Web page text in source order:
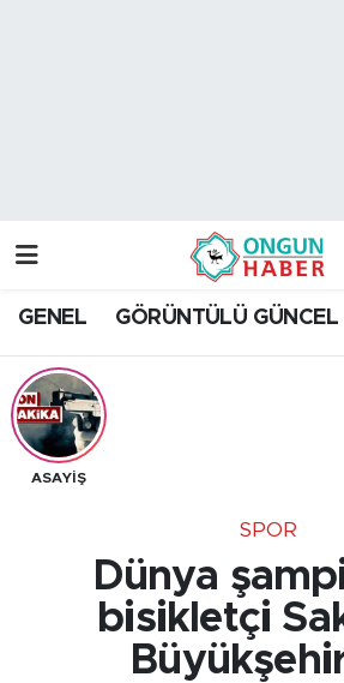
GENEL GÖRÜNTÜLÜ GÜNCEL
ASAYİŞ
SPOR
Dünya
bisikletçi
Trafik Durumu
Tüm Manşetler
Son Dakika Haberleri